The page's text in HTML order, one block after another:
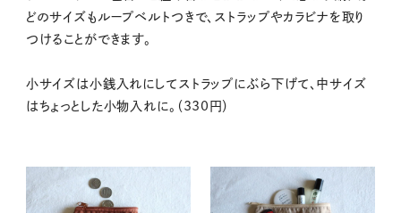
どのサイズもループベルトつきで、ストラップやカラビナを取り
つけることができます。
小サイズは小銭入れにしてストラップにぶら下げて、中サイズ
はちょっとした小物入れに。（330円）